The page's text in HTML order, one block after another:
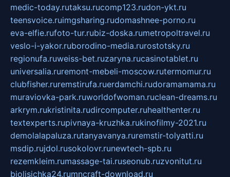
medic-today.rutaksu.rucomp123.rudon-ykt.ru
teensvoice.ruimgsharing.rudomashnee-porno.ru
eva-elfie.rufoto-tur.rubiz-doska.rumetropoltravel.ru
veslo-i-yakor.ruborodino-media.rurostotsky.ru
regionufa.ruweiss-bet.ruzaryna.rucasinotablet.ru
universalia.ruremont-mebeli-moscow.rutermomur.ru
clubfisher.ruremstirufa.ruerdamchi.rudoramamama.ru
muraviovka-park.ruworldofwoman.ruclean-dreams.ru
arkrym.rukristinita.rudircomputer.ruhealthenter.ru
textexperts.rupivnaya-kruzhka.rukinofilmy-2021.ru
demolalapaluza.rutanyavanya.ruremstir-tolyatti.ru
msdip.rujdol.rusokolovr.runewtech-spb.ru
rezemkleim.rumassage-tai.ruseonub.ruzvonitut.ru
biolisichka24.rumncraft-download.ru